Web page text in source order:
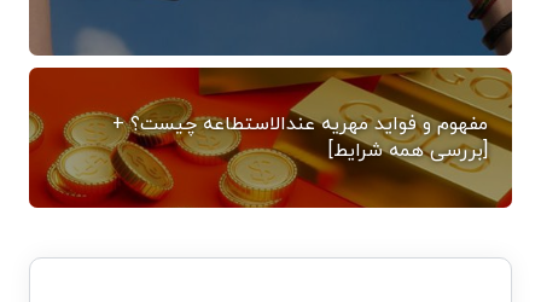
مفهوم و فواید مهریه عندالاستطاعه چیست؟ +
[بررسی همه شرایط]